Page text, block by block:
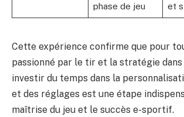
phase de jeu
et
Cette expérience confirme que pour
passionné par le tir et la stratégie dans
investir du temps dans la
et des réglages est une étape
maîtrise du jeu et le succès e-sportif.